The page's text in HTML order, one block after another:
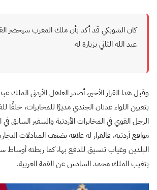
كان الشوبكي قد أكد بأن ملك المغرب سيحضر
عبد الله الثاني بزيارة له
وقبل هذا القرار الأخير، أصدر العاهل الأردني الملك
بتعيين اللواء عدنان الجندي مديرًا للمخابرات،
الرجل القوي في المخابرات الأردنية والسفير
مواقع أردنية، فالقرار له علاقة بضعف المبادلات
البلدين وغياب تنسيق للدفع بها، كما ربطته أوساط
بتغيب الملك محمد السادس عن القمة العربية.